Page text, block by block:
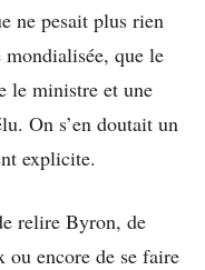
ne pesait plus rien
mondialisée, que le
le ministre et une
On s’en doutait un
explicite.
relire Byron, de
ou encore de se faire